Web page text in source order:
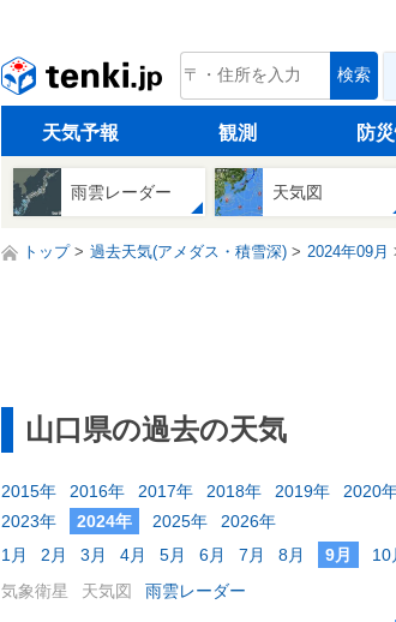
tenki.jp 検索
天気予報 観測 防
雨雲レーダー 天気図
トップ 過去天気(アメダス・積雪深) 2024年09月
山口県の過去の天気
2015年 2016年 2017年 2018年 2019年 2020
2023年
2024年 2025年
2026年
1月
2月 3月 4月 5月 6月 7月 8月 9月 10
気象衛星
天気図 雨雲レーダー